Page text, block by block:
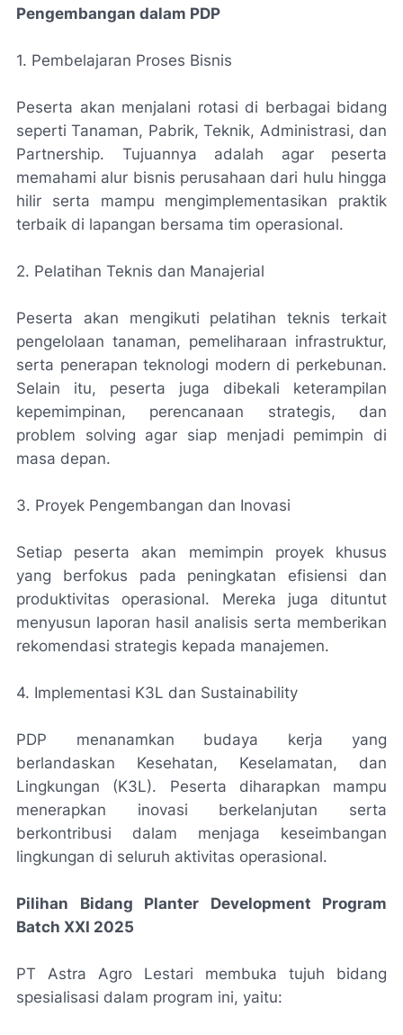
Pengembangan dalam PDP
1. Pembelajaran Proses Bisnis
Peserta akan menjalani rotasi di berbagai bidang
seperti Tanaman, Pabrik, Teknik, Administrasi, dan
Partnership. Tujuannya adalah agar peserta
memahami alur bisnis perusahaan dari hulu hingga
hilir serta mampu mengimplementasikan praktik
terbaik di lapangan bersama tim operasional.
2. Pelatihan Teknis dan Manajerial
Peserta akan mengikuti pelatihan teknis terkait
pengelolaan tanaman, pemeliharaan infrastruktur,
serta penerapan teknologi modern di perkebunan.
Selain itu, peserta juga dibekali keterampilan
kepemimpinan, perencanaan strategis, dan
problem solving agar siap menjadi pemimpin di
masa depan.
3. Proyek Pengembangan dan Inovasi
Setiap peserta akan memimpin proyek khusus
yang berfokus pada peningkatan efisiensi dan
produktivitas operasional. Mereka juga dituntut
menyusun laporan hasil analisis serta memberikan
rekomendasi strategis kepada manajemen.
4. Implementasi K3L dan Sustainability
PDP menanamkan budaya kerja yang
berlandaskan Kesehatan, Keselamatan, dan
Lingkungan (K3L). Peserta diharapkan mampu
menerapkan inovasi berkelanjutan serta
berkontribusi dalam menjaga keseimbangan
lingkungan di seluruh aktivitas operasional.
Pilihan Bidang Planter Development Program
Batch XXI 2025
PT Astra Agro Lestari membuka tujuh bidang
spesialisasi dalam program ini, yaitu: